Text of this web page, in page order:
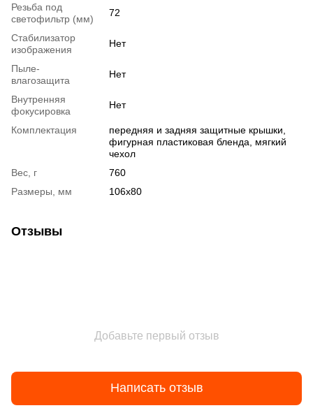
Резьба под
светофильтр (мм)
72
Стабилизатор
изображения
Нет
Пыле-
влагозащита
Нет
Внутренняя
фокусировка
Нет
Комплектация
передняя и задняя защитные крышки,
фигурная пластиковая бленда, мягкий
чехол
Вес, г
760
Размеры, мм
106x80
Отзывы
Добавьте первый отзыв
Написать отзыв